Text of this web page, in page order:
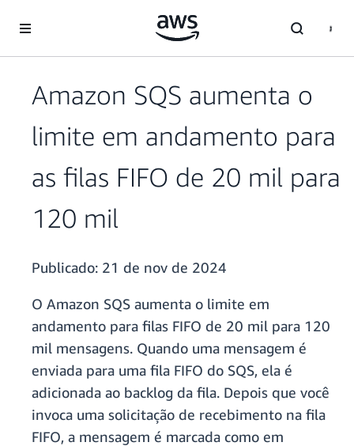
Pular para o conteúdo principal
Amazon SQS aumenta o
limite em andamento para
as filas FIFO de 20 mil para
120 mil
Publicado: 21 de nov de 2024
O Amazon SQS aumenta o limite em
andamento para filas FIFO de 20 mil para 120
mil mensagens. Quando uma mensagem é
enviada para uma fila FIFO do SQS, ela é
adicionada ao backlog da fila. Depois que você
invoca uma solicitação de recebimento na fila
FIFO, a mensagem é marcada como em